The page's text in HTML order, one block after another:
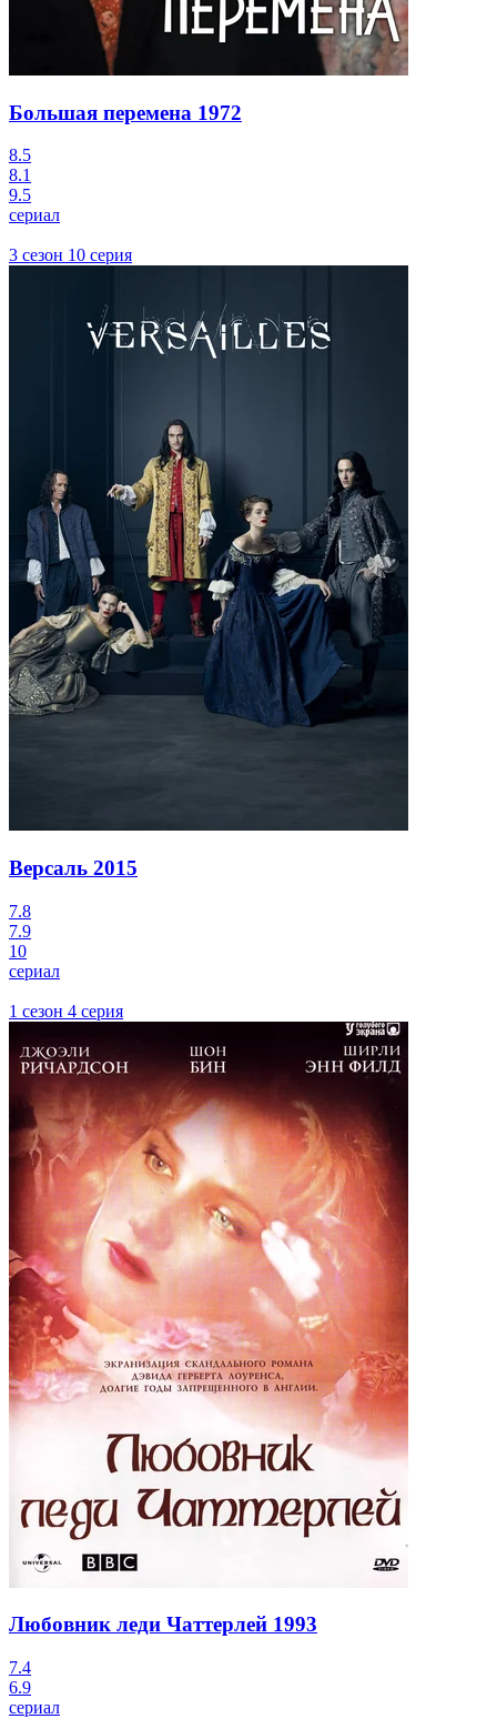
Большая перемена 1972
8.5
8.1
9.5
сериал
3 сезон 10 серия
Версаль 2015
7.8
7.9
10
сериал
1 сезон 4 серия
Любовник леди Чаттерлей 1993
7.4
6.9
сериал